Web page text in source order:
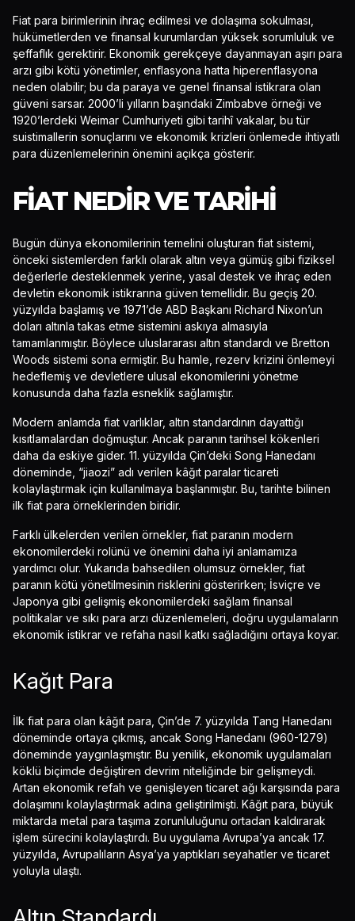
Fiat para birimlerinin ihraç edilmesi ve dolaşıma sokulması,
hükümetlerden ve finansal kurumlardan yüksek sorumluluk ve
şeffaflık gerektirir. Ekonomik gerekçeye dayanmayan aşırı para
arzı gibi kötü yönetimler, enflasyona hatta hiperenflasyona
neden olabilir; bu da paraya ve genel finansal istikrara olan
güveni sarsar. 2000’li yılların başındaki Zimbabve örneği ve
1920’lerdeki Weimar Cumhuriyeti gibi tarihî vakalar, bu tür
suistimallerin sonuçlarını ve ekonomik krizleri önlemede ihtiyatlı
para düzenlemelerinin önemini açıkça gösterir.
FIAT NEDIR VE TARIHI
Bugün dünya ekonomilerinin temelini oluşturan fiat sistemi,
önceki sistemlerden farklı olarak altın veya gümüş gibi fiziksel
değerlerle desteklenmek yerine, yasal destek ve ihraç eden
devletin ekonomik istikrarına güven temellidir. Bu geçiş 20.
yüzyılda başlamış ve 1971’de ABD Başkanı Richard Nixon’un
doları altınla takas etme sistemini askıya almasıyla
tamamlanmıştır. Böylece uluslararası altın standardı ve Bretton
Woods sistemi sona ermiştir. Bu hamle, rezerv krizini önlemeyi
hedeflemiş ve devletlere ulusal ekonomilerini yönetme
konusunda daha fazla esneklik sağlamıştır.
Modern anlamda fiat varlıklar, altın standardının dayattığı
kısıtlamalardan doğmuştur. Ancak paranın tarihsel kökenleri
daha da eskiye gider. 11. yüzyılda Çin’deki Song Hanedanı
döneminde, “jiaozi” adı verilen kâğıt paralar ticareti
kolaylaştırmak için kullanılmaya başlanmıştır. Bu, tarihte bilinen
ilk fiat para örneklerinden biridir.
Farklı ülkelerden verilen örnekler, fiat paranın modern
ekonomilerdeki rolünü ve önemini daha iyi anlamamıza
yardımcı olur. Yukarıda bahsedilen olumsuz örnekler, fiat
paranın kötü yönetilmesinin risklerini gösterirken; İsviçre ve
Japonya gibi gelişmiş ekonomilerdeki sağlam finansal
politikalar ve sıkı para arzı düzenlemeleri, doğru uygulamaların
ekonomik istikrar ve refaha nasıl katkı sağladığını ortaya koyar.
Kağıt Para
İlk fiat para olan kâğıt para, Çin’de 7. yüzyılda Tang Hanedanı
döneminde ortaya çıkmış, ancak Song Hanedanı (960-1279)
döneminde yaygınlaşmıştır. Bu yenilik, ekonomik uygulamaları
köklü biçimde değiştiren devrim niteliğinde bir gelişmeydi.
Artan ekonomik refah ve genişleyen ticaret ağı karşısında para
dolaşımını kolaylaştırmak adına geliştirilmişti. Kâğıt para, büyük
miktarda metal para taşıma zorunluluğunu ortadan kaldırarak
işlem sürecini kolaylaştırdı. Bu uygulama Avrupa’ya ancak 17.
yüzyılda, Avrupalıların Asya’ya yaptıkları seyahatler ve ticaret
yoluyla ulaştı.